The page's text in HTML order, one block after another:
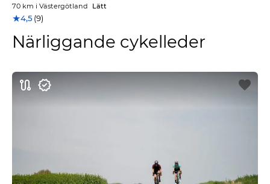
70 km i Västergötland Lätt
★4,5(9)
Närliggande cykelleder